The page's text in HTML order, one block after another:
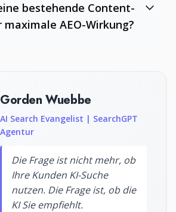
bestehende Content-
AEO-Wirkung?
Gorden Wuebbe
AI Search Evangelist | SearchGPT
Agentur
Die Frage ist nicht mehr, ob
Ihre Kunden KI-Suche
nutzen. Die Frage ist, ob die
KI Sie empfiehlt.